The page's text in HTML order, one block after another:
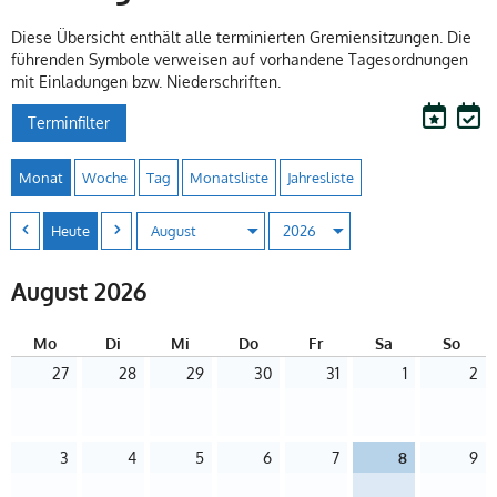
Diese Übersicht enthält alle terminierten Gremiensitzungen. Die
führenden Symbole verweisen auf vorhandene Tagesordnungen
mit Einladungen bzw. Niederschriften.
Terminfilter
Monat Woche Tag Monatsliste Jahresliste
Heute
August 2026
Mo Di Mi Do Fr Sa
So
27. Juli 2026
27 28. Juli 2026
28 29. Juli 2026
29 30. Juli 2026
30 31. Juli 2026
31 1. August 2026
1 2. August
2
3. August 2026
3 4. August 2026
4 5. August 2026
5 6. August 2026
6 7. August 2026
7 8. August 2026
8 9. August
9